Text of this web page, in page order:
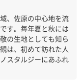
、佐原の中心地を流
す。毎年夏と秋には
の生地としても知ら
は、初めて訪れた人
スタルジーにあふれ